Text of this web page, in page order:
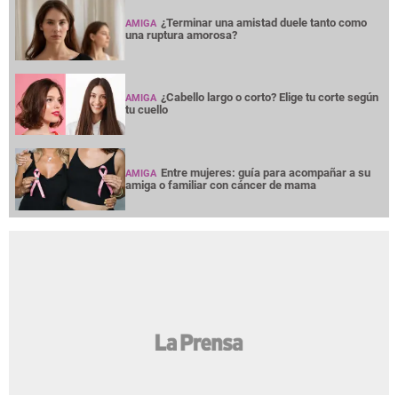
AMIGA ¿Terminar una amistad duele tanto como
una ruptura amorosa?
AMIGA ¿Cabello largo o corto? Elige tu corte según
tu cuello
AMIGA Entre mujeres: guía para acompañar a su
amiga o familiar con cáncer de mama